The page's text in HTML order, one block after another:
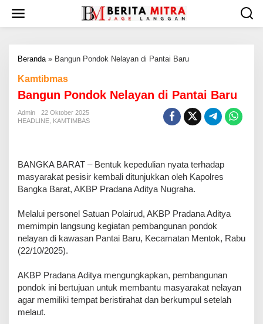
w
Beranda» Bangun Pondok Nelayan di Pantai Baru
Kamtibmas
Bangun Pondok Nelayan di Pantai Baru
Admin
22 Oktober 2025
HEADLINE KAMTIMBAS
BANGKA BARAT – Bentuk kepedulian nyata terhadap
masyarakat pesisir kembali ditunjukkan oleh Kapolres
Bangka Barat, AKBP Pradana Aditya Nugraha.
Melalui personel Satuan Polairud, AKBP Pradana Aditya
memimpin langsung kegiatan pembangunan pondok
nelayan di kawasan Pantai Baru, Kecamatan Mentok, Rabu
(22/10/2025).
AKBP Pradana Aditya mengungkapkan, pembangunan
pondok ini bertujuan untuk membantu masyarakat nelayan
agar memiliki tempat beristirahat dan berkumpul setelah
melaut.